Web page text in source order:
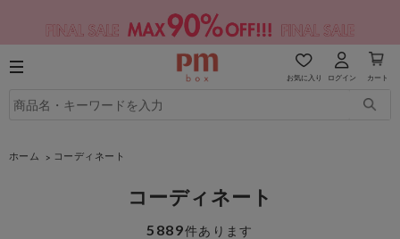
お気に入り ログイン カート
ホーム コーディネート
コーディネート
5889件あります